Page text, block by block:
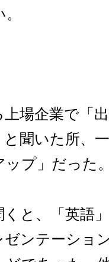
場企業で「
聞いた所、
ップ」だった
と、「英語
ンテーショ